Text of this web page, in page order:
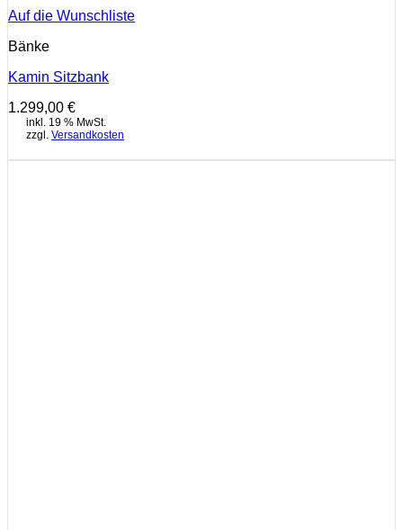
Auf die Wunschliste
Bänke
Kamin Sitzbank
1.299,00 €
inkl. 19 % MwSt.
zzgl. Versandkosten